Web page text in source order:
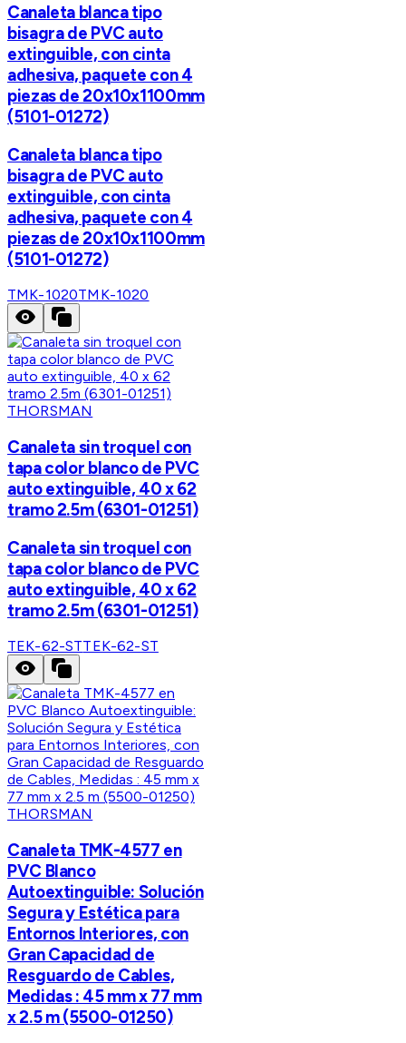
Canaleta blanca tipo
bisagra de PVC auto
extinguible, con cinta
adhesiva, paquete con 4
piezas de 20x10x1100mm
(5101-01272)
Canaleta blanca tipo
bisagra de PVC auto
extinguible, con cinta
adhesiva, paquete con 4
piezas de 20x10x1100mm
(5101-01272)
TMK-1020TMK-1020
THORSMAN
Canaleta sin troquel con
tapa color blanco de PVC
auto extinguible, 40 x 62
tramo 2.5m (6301-01251)
Canaleta sin troquel con
tapa color blanco de PVC
auto extinguible, 40 x 62
tramo 2.5m (6301-01251)
TEK-62-STTEK-62-ST
THORSMAN
Canaleta TMK-4577 en
PVC Blanco
Autoextinguible: Solución
Segura y Estética para
Entornos Interiores, con
Gran Capacidad de
Resguardo de Cables,
Medidas : 45 mm x 77 mm
x 2.5 m (5500-01250)